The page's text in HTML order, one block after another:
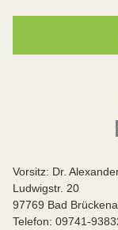
Vorsitz: Dr.
Ludwigstr. 20
97769 Bad
Telefon: 09741-